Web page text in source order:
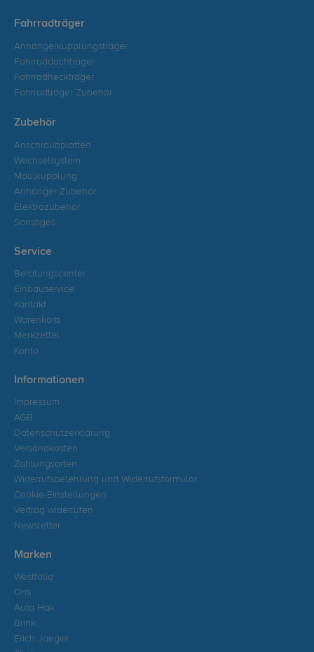
Fahrradträger
Anhängerkupplungsträger
Fahrraddachträger
Fahrradheckträger
Fahrradträger Zubehör
Zubehör
Anschraubplatten
Wechselsystem
Maulkupplung
Anhänger Zubehör
Elektrozubehör
Sonstiges
Service
Beratungscenter
Einbauservice
Kontakt
Warenkorb
Merkzettel
Konto
Informationen
Impressum
AGB
Datenschutzerklärung
Versandkosten
Zahlungsarten
Widerrufsbelehrung und Widerrufsformular
Cookie-Einstellungen
Vertrag widerrufen
Newsletter
Marken
Westfalia
Oris
Auto Hak
Brink
Erich Jaeger